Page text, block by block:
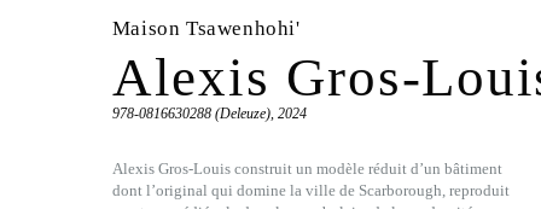
Maison Tsawenhohi'
Alexis Gros-
978-0816630288 (Deleuze), 2024
Alexis Gros-Louis construit un modèle réduit d’un bâtiment
dont l’original qui domine la ville de Scarborough, reproduit